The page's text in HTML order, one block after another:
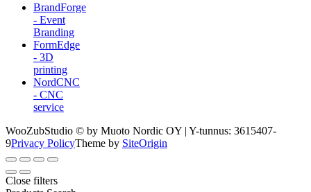
BrandForge
- Event
Branding
FormEdge
- 3D
printing
NordCNC
- CNC
service
WooZubStudio © by Muoto Nordic OY | Y-tunnus: 3615407-
9Privacy PolicyTheme by SiteOrigin
Close filters